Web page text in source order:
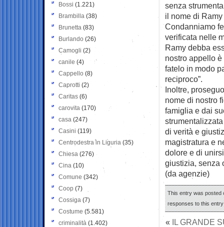
senza
il nome di
Condanniamo
verificata nelle
Ramy debba
nostro appello
fatelo in modo
reciproco”.
Inoltre,
nome di nostro
famiglia e dai
di verità e
magistratura e
dolore e di
giustizia, senza
(da agenzie)
This entry was posted
responses to this
« IL GRANDE
Bossi (1.221)
Brambilla (38)
Brunetta (83)
Burlando (26)
Camogli (2)
canile (4)
Cappello (8)
Caprotti (2)
Caritas (6)
carovita (170)
casa (247)
Casini (119)
Centrodestra in Liguria (35)
Chiesa (276)
Cina (10)
Comune (342)
Coop (7)
Cossiga (7)
Costume (5.581)
criminalità (1.402)